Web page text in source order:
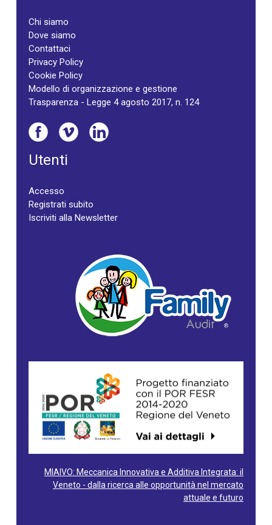
Chi siamo
Dove siamo
Contattaci
Privacy Policy
Cookie Policy
Modello di organizzazione e gestione
Trasparenza - Legge 4 agosto 2017, n. 124
Utenti
Accesso
Registrati subito
Iscriviti alla Newsletter
MIAIVO: Meccanica Innovativa e Additiva Integrata: il
Veneto - dalla ricerca alle opportunità nel mercato
attuale e futuro